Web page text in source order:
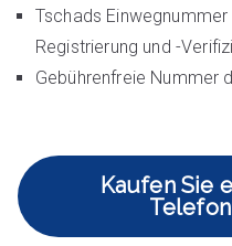
Tschads
Registrierung und -
Gebührenfreie Nummer
Kaufen Sie